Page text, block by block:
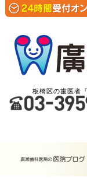
板橋区の歯医者